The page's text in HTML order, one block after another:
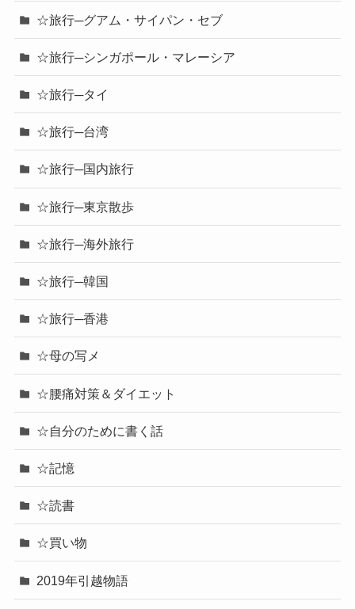
☆旅行─グアム・サイパン・セブ
☆旅行─シンガポール・マレーシア
☆旅行─タイ
☆旅行─台湾
☆旅行─国内旅行
☆旅行─東京散歩
☆旅行─海外旅行
☆旅行─韓国
☆旅行─香港
☆母の写メ
☆腰痛対策＆ダイエット
☆自分のために書く話
☆記憶
☆読書
☆買い物
2019年引越物語